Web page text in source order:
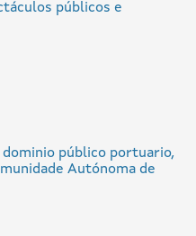
públicos e
público portuario,
Autónoma de